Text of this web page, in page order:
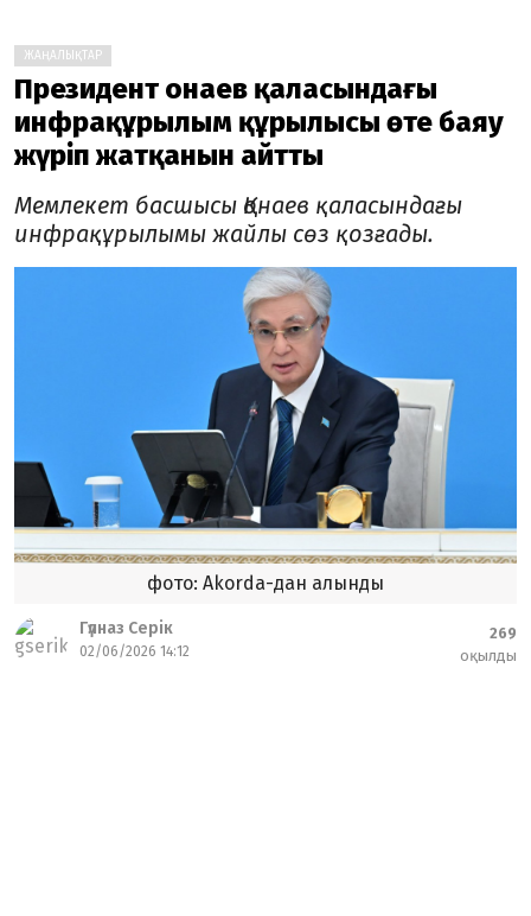
ЖАҢАЛЫҚТАР
Президент Қонаев қаласындағы
инфрақұрылым құрылысы өте баяу
жүріп жатқанын айтты
Мемлекет басшысы Қонаев қаласындағы
инфрақұрылымы жайлы сөз қозғады.
фото: Akorda-дан алынды
Гүлназ Серік
02/06/2026 14:12
269
оқылды